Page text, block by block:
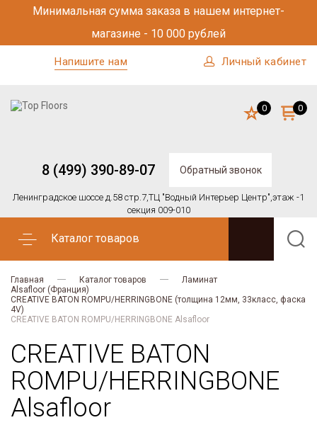
Минимальная сумма заказа в нашем интернет-
магазине - 10 000 рублей
Напишите нам Личный кабинет
8 (499) 390-89-07 Обратный звонок
Ленинградское шоссе д.58 стр.7,ТЦ "Водный Интерьер Центр",этаж -1
секция 009-010
0 0
Каталог товаров
Главная Каталог товаров
Ламинат
Alsafloor (Франция)
CREATIVE BATON ROMPU/HERRINGBONE (толщина 12мм, 33класс, фаска
4V)
CREATIVE BATON ROMPU/HERRINGBONE Alsafloor
CREATIVE BATON
ROMPU/HERRINGBONE
Alsafloor